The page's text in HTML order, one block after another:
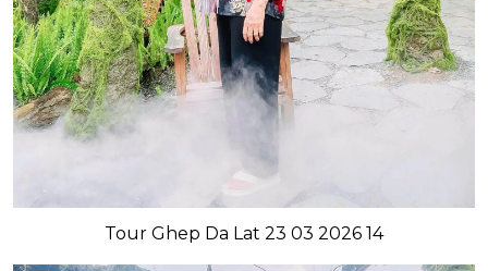
Tour Ghep Da Lat 23 03 2026 14